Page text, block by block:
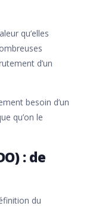
qu’elles
d’un
besoin d’un
qu’on le
: de
du